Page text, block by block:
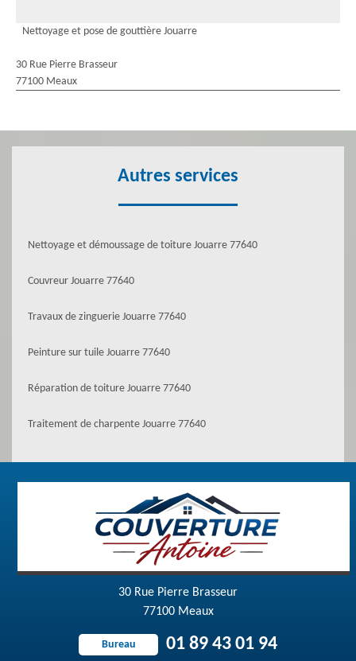
Nettoyage et pose de gouttière Jouarre
30 Rue Pierre Brasseur
77100 Meaux
Autres services
Nettoyage et démoussage de toiture Jouarre 77640
Couvreur Jouarre 77640
Travaux de zinguerie Jouarre 77640
Peinture sur tuile Jouarre 77640
Réparation de toiture Jouarre 77640
Traitement de charpente Jouarre 77640
30 Rue Pierre Brasseur
77100 Meaux
Bureau 01 89 43 01 94